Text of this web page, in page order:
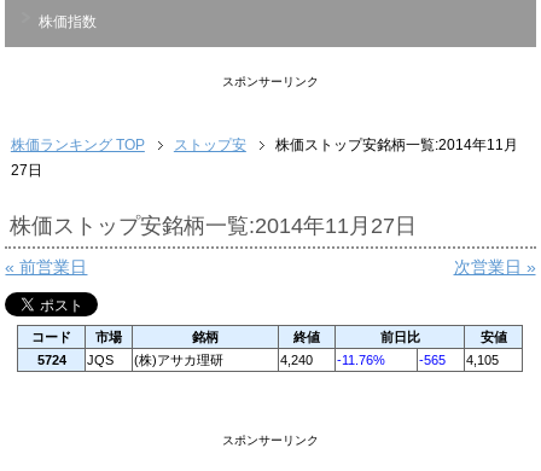
株価指数
スポンサーリンク
株価ランキング TOP ストップ安
株価ストップ安銘柄一覧:2014年11月
27日
株価ストップ安銘柄一覧:2014年11月27日
« 前営業日 次営業日 »
コード 市場 銘柄 終値 前日比
安値
5724
JQS (株)アサカ理研 4,240 -11.76% -565 4,105
スポンサーリンク